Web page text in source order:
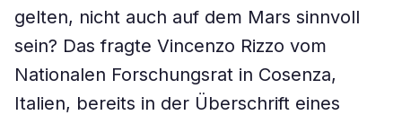
gelten, nicht auch auf dem Mars sinnvoll
sein? Das fragte Vincenzo Rizzo vom
Nationalen Forschungsrat in Cosenza,
Italien, bereits in der Überschrift eines